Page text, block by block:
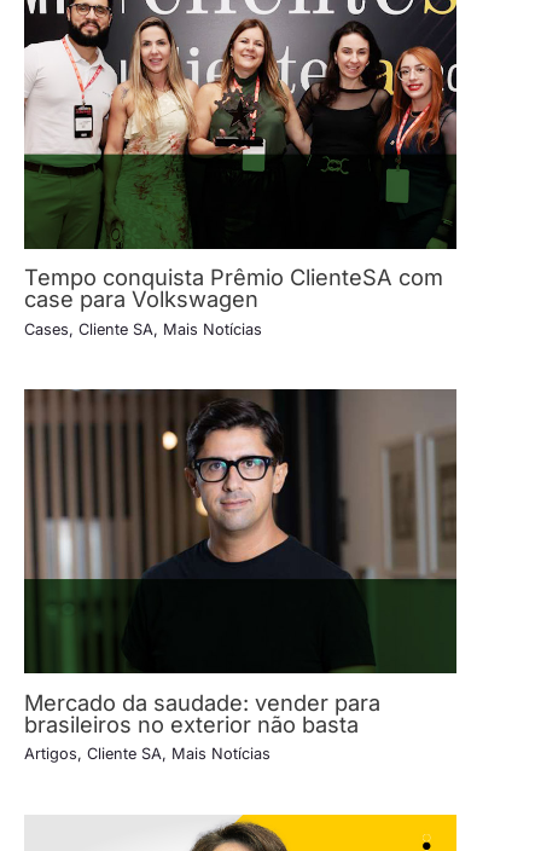
Tempo conquista Prêmio ClienteSA com
case para Volkswagen
Cases, Cliente SA, Mais Notícias
Mercado da saudade: vender para
brasileiros no exterior não basta
Artigos, Cliente SA, Mais Notícias